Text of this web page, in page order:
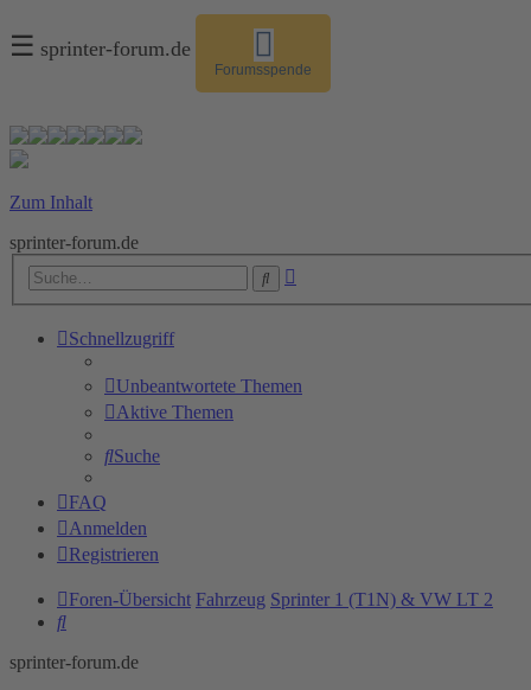
☰ sprinter-forum.de
Forumsspende
Zum Inhalt
sprinter-forum.de
Suche
Schnellzugriff
Unbeantwortete Themen
Aktive Themen
Suche
FAQ
Anmelden
Registrieren
Foren-Übersicht Fahrzeug Sprinter 1 (T1N) & VW LT 2
Suche
sprinter-forum.de